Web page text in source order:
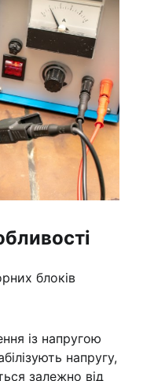
блоків
із напругою
напругу,
залежно від